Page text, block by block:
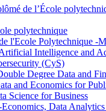
de l’École
polytechnique
l'Ecole Polytechnique -
Intelligence and
(CyS)
Degree Data and
and Economics for
Science for Business
Data Analytics